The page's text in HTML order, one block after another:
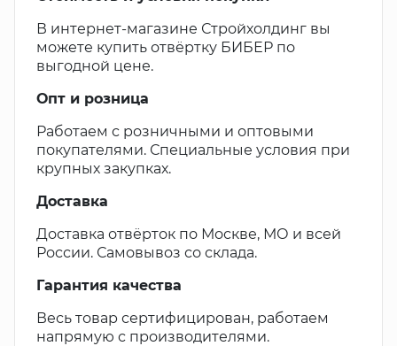
В интернет-магазине Стройхолдинг вы
можете купить отвёртку БИБЕР по
выгодной цене.
Опт и розница
Работаем с розничными и оптовыми
покупателями. Специальные условия при
крупных закупках.
Доставка
Доставка отвёрток по Москве, МО и всей
России. Самовывоз со склада.
Гарантия качества
Весь товар сертифицирован, работаем
напрямую с производителями.